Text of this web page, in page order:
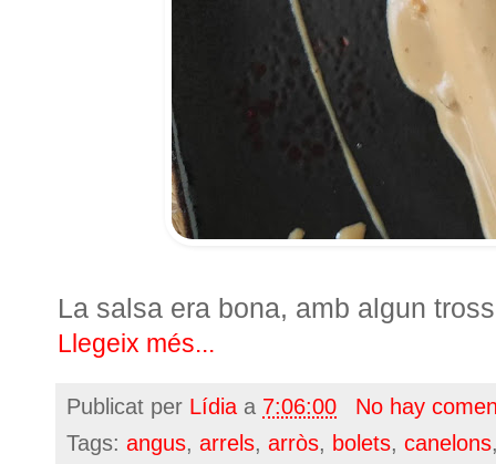
La salsa era bona, amb algun
Llegeix més...
Publicat per Lídia a 7:06:00
No hay
Tags: angus, arrels, arròs, bolets, canelons